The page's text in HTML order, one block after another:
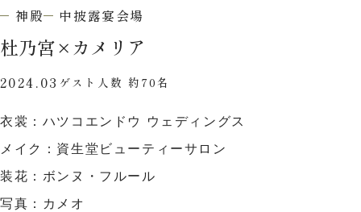
アクセス
ご列席の皆様へ
トピックス 結婚準備ガイド
お問い合わせ・
資料請求
神殿 中披露宴会場
杜乃宮×カメリア
2024.03 ゲスト人数 約70名
衣裳：ハツコエンドウ ウェディングス
メイク：資生堂ビューティーサロン
装花：ボンヌ・フルール
写真：カメオ